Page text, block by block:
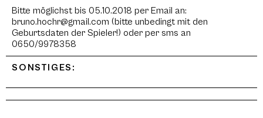
Bitte möglichst bis 05.10.2018 per Email an:
bruno.hochr@gmail.com (bitte unbedingt mit den
Geburtsdaten der Spieler!) oder per sms an
0650/9978358
SONSTIGES: